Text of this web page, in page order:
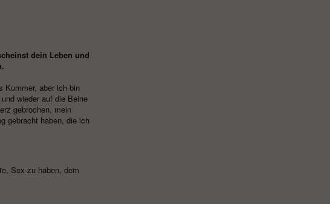
dein Leben und
Kummer, aber ich bin
wieder auf die Beine
gebrochen, mein
gebracht haben, die ich
Sex zu haben, dem